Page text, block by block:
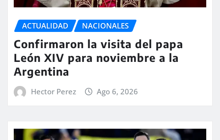
ACTUALIDAD NACIONALES
Confirmaron la visita del papa
León XIV para noviembre a la
Argentina
Hector Perez Ago 6, 2026